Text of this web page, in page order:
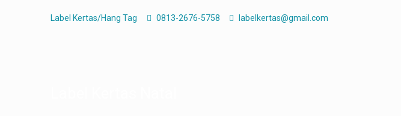
Label Kertas/Hang Tag 0813-2676-5758 labelkertas@gmail.com